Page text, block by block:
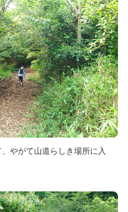
やがて山道らしき場所に入